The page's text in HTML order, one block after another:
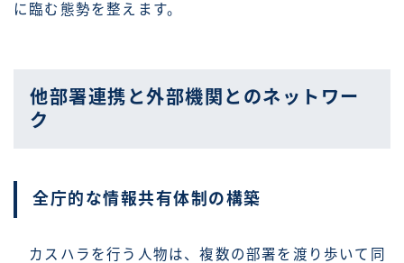
に臨む態勢を整えます。
他部署連携と外部機関とのネットワー
ク
全庁的な情報共有体制の構築
カスハラを行う人物は、複数の部署を渡り歩いて同